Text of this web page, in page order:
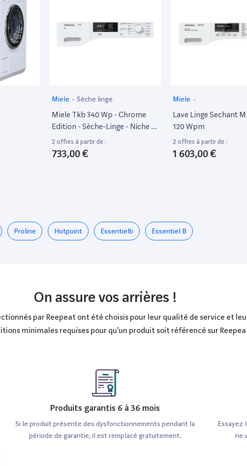
Miele - Sèche linge
Miele Tkb 340 Wp - Chrome
Edition - Sèche-Linge - Niche -
Largeur : 59.6 Cm - Profondeur :
63.6 Cm - Hauteur : 82 Cm -
Chargement Frontal
2 offres à partir de :
733,00 €
Miele -
Lave Linge Sechant
120 Wpm
2 offres à partir de :
1 603,00 €
Proline Hotpoint Essentielb Essentiel B
On assure vos arrières !
par Reepeat ont été choisis pour leur qualité de service et
minimales requises pour qu'un produit soit référencé sur
Produits garantis 6 à 36 mois
Si le produit présente des dysfonctionnements pendant la
période de garantie, il est remplacé gratuitement.
Essayez
ne